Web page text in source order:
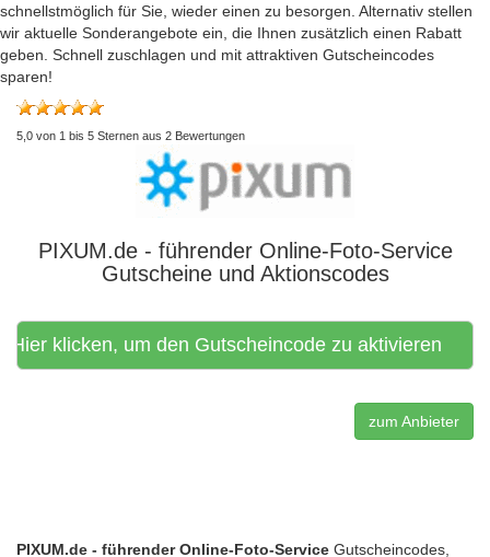
schnellstmöglich für Sie, wieder einen zu besorgen. Alternativ stellen
wir aktuelle Sonderangebote ein, die Ihnen zusätzlich einen Rabatt
geben. Schnell zuschlagen und mit attraktiven Gutscheincodes
sparen!
5,0 von 1 bis 5 Sternen aus 2 Bewertungen
PIXUM.de - führender Online-Foto-Service
Gutscheine und Aktionscodes
Hier klicken, um den Gutscheincode zu aktivieren
zum Anbieter
PIXUM.de - führender Online-Foto-Service Gutscheincodes,